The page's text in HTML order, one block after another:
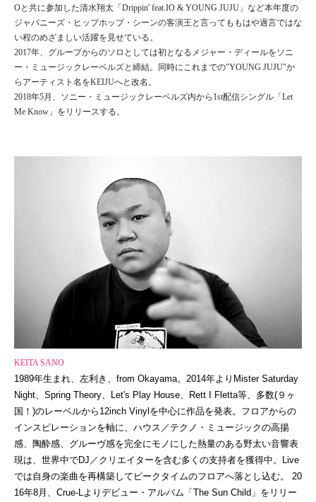
Oと共に参加した清水翔太「Drippin' feat.IO & YOUNG JUJU」など本年度の
ジャパニーズ・ヒップホップ・シーンの客演王と言ってももはや過言ではな
い程のめざましい活躍を見せている。
2017年、グループからのソロとしては初となるメジャー・ディールをソニ
ー・ミュージックレーベルズと締結。同時にこれまでの"YOUNG JUJU"か
らアーティスト名をKEIJUへと改名。
2018年5月、ソニー・ミュージックレーベルズ内から1st配信シングル「Let
Me Know」をリリースする。
KEITA SANO
1989年生まれ、左利き、from Okayama。2014年よりMister Saturday
Night、Spring Theory、Let's Play House、Rett I Fletta等、多数(９ヶ
国！)のレーベルから12inch Vinylを中心に作品を発表。フロアからの
インスピレーションを軸に、ハウス／テクノ・ミュージックの高揚
感、陶酔感、グルーヴ感を完全にモノにした熱量のある野太い音響表
現は、世界中でDJ／クリエイターを含む多くの支持者を獲得中。Live
では自身の楽曲を再構築してピークタイムのフロアへ落とし込む。 20
16年8月、Crue-Lよりデビュー・アルバム「The Sun Child」をリリー